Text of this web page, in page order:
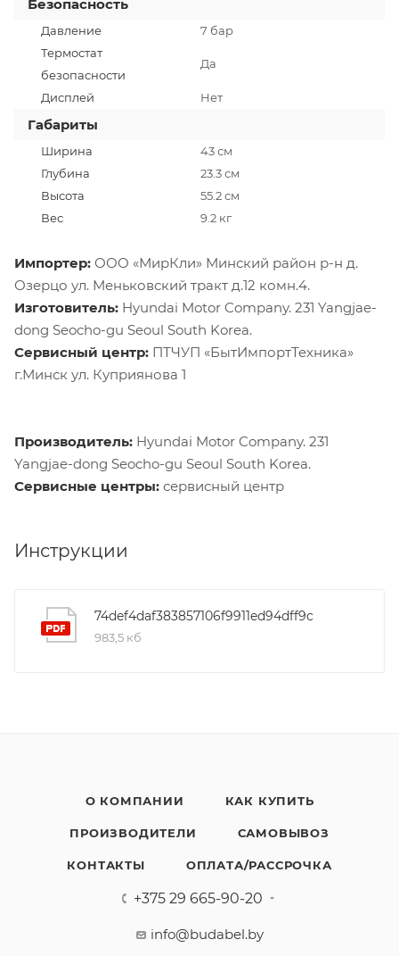
Безопасность
Давление
7 бар
Термостат
безопасности
Да
Дисплей Нет
Габариты
Ширина
43 см
Глубина
23.3 см
Высота
55.2 см
Вес
9.2 кг
Импортер: ООО «МирКли» Минский район р-н д.
Озерцо ул. Меньковский тракт д.12 комн.4.
Изготовитель: Hyundai Motor Company. 231 Yangjae-
dong Seocho-gu Seoul South Korea.
Сервисный центр: ПТЧУП «БытИмпортТехника»
г.Минск ул. Куприянова 1
Производитель: Hyundai Motor Company. 231
Yangjae-dong Seocho-gu Seoul South Korea.
Сервисные центры: сервисный центр
Инструкции
74def4daf383857106f9911ed94dff9c
983,5 кб
О КОМПАНИИ КАК КУПИТЬ
ПРОИЗВОДИТЕЛИ САМОВЫВОЗ
КОНТАКТЫ ОПЛАТА/РАССРОЧКА
+375 29 665-90-20
info@budabel.by